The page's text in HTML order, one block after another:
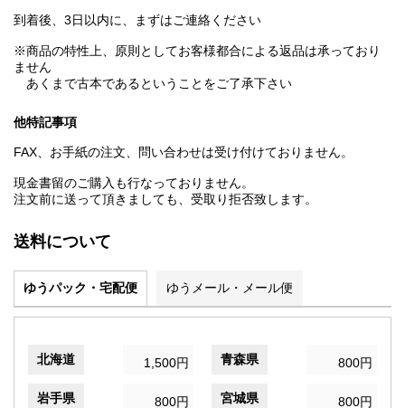
到着後、3日以内に、まずはご連絡ください
※商品の特性上、原則としてお客様都合による返品は承っており
ません
あくまで古本であるということをご了承下さい
他特記事項
FAX、お手紙の注文、問い合わせは受け付けておりません。
現金書留のご購入も行なっておりません。
注文前に送って頂きましても、受取り拒否致します。
送料について
ゆうパック・宅配便 ゆうメール・メール便
北海道 1,500円 青森県 800円
岩手県 800円 宮城県 800円